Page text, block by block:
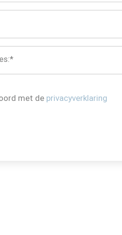
*
met de privacyverklaring